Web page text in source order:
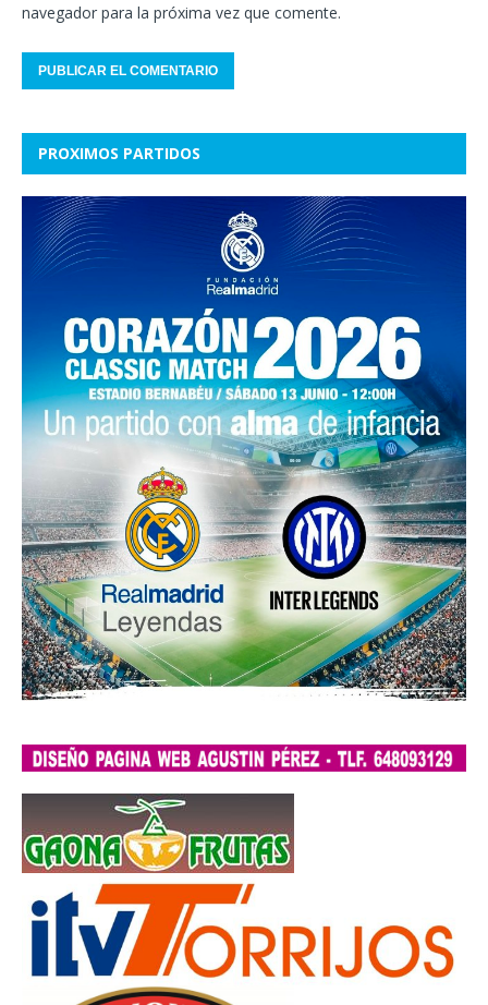
navegador para la próxima vez que comente.
PROXIMOS PARTIDOS